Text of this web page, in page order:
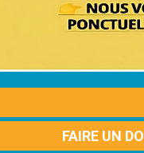
FAIRE UN